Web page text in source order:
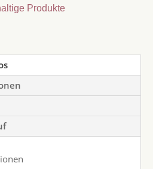
Produkte